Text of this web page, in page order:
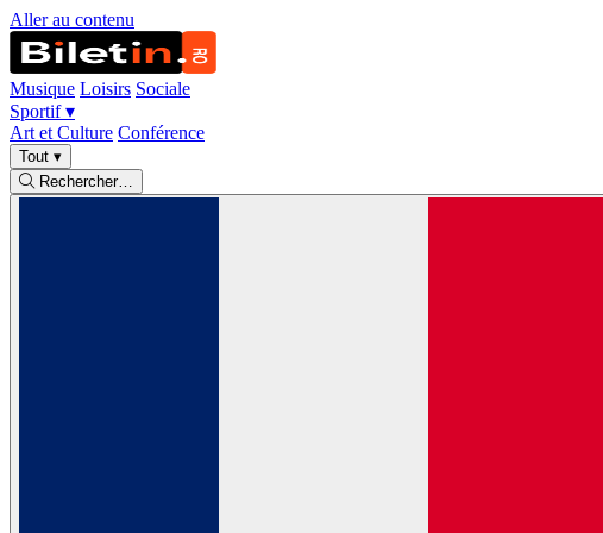
Aller au contenu
Musique Loisirs Sociale
Sportif▾
Art et Culture Conférence
Tout ▾
Rechercher…